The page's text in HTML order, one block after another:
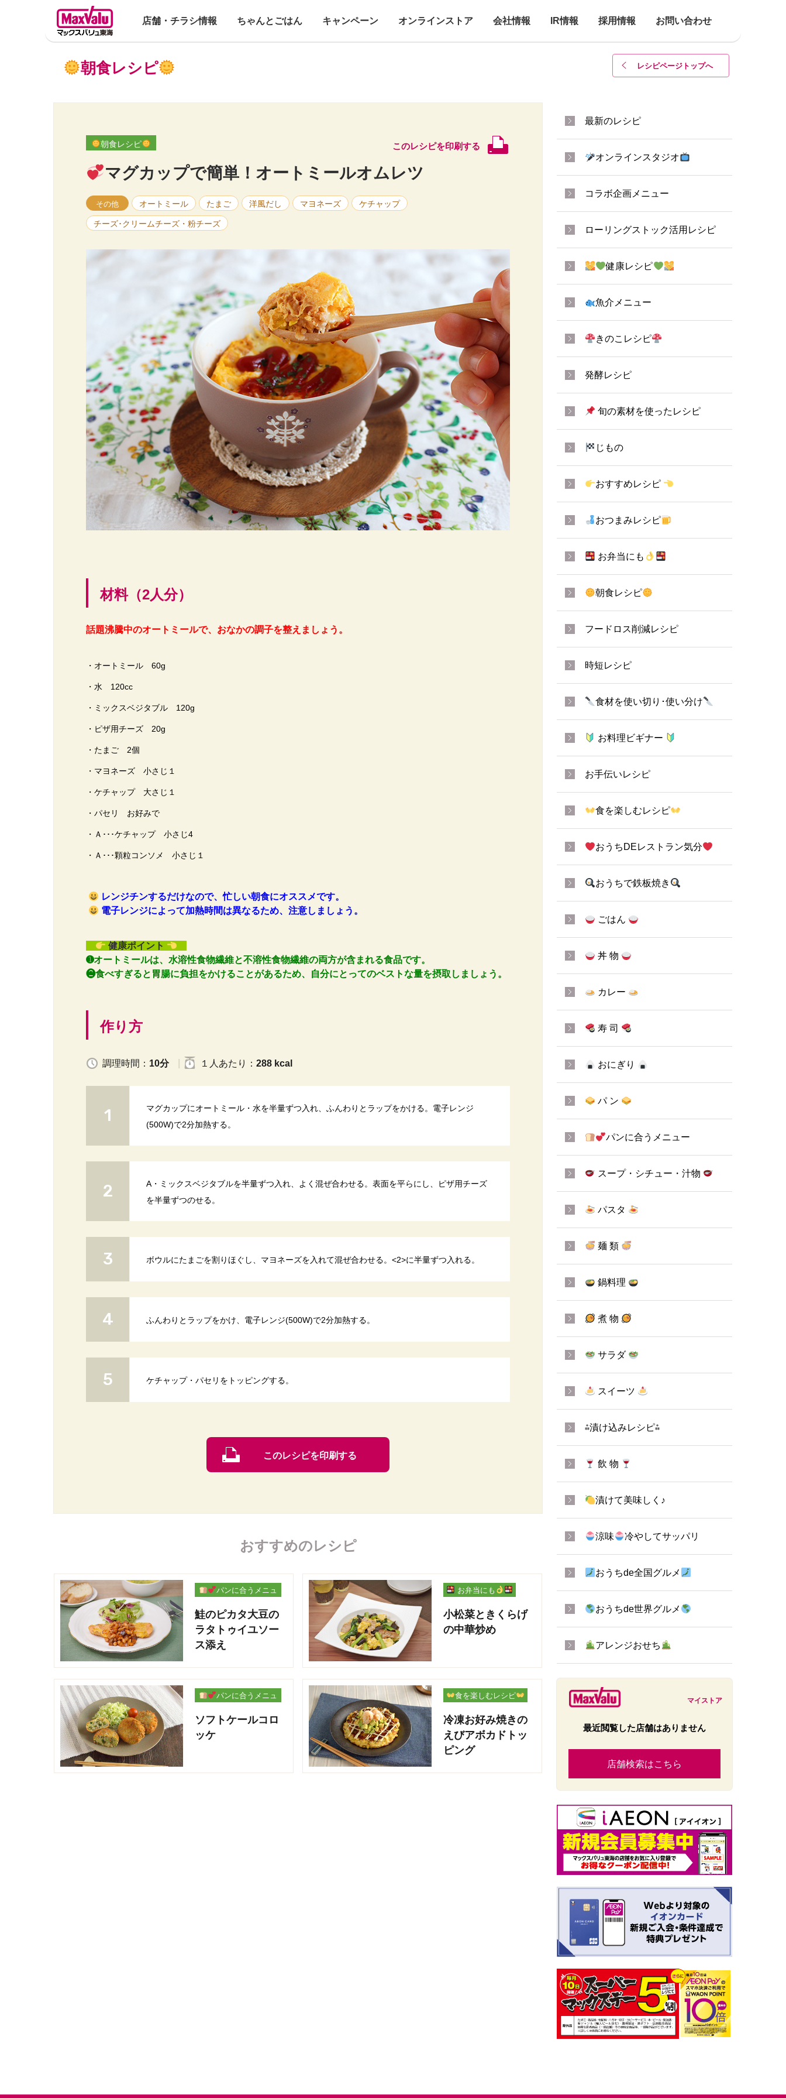
店舗・チラシ情報 ちゃんとごはん キャンペーン オンラインストア 会社情報 IR情報 採用情報 お問い合わせ
レシピページトップへ
朝食レシピ
朝食レシピ このレシピを印刷する
マグカップで簡単！オートミールオムレツ
その他 オートミール たまご 洋風だし マヨネーズ ケチャップ
チーズ･クリームチーズ・粉チーズ
材料（2人分）
話題沸騰中のオートミールで、おなかの調子を整えましょう。
・オートミール 60g
・水 120cc
・ミックスベジタブル 120g
・ピザ用チーズ 20g
・たまご 2個
・マヨネーズ 小さじ１
・ケチャップ 大さじ１
・パセリ お好みで
・Ａ･･･ケチャップ 小さじ4
・Ａ･･･顆粒コンソメ 小さじ１
レンジチンするだけなので、忙しい朝食にオススメです。
電子レンジによって加熱時間は異なるため、注意しましょう。
健康ポイント
➊オートミールは、水溶性食物繊維と不溶性食物繊維の両方が含まれる食品です。
❷食べすぎると胃腸に負担をかけることがあるため、自分にとってのベストな量を摂取しましょう。
作り方
調理時間： 10分 １人 あたり ： 288 kcal
マグカップにオートミール・水を半量ずつ入れ、ふんわりとラップをかける。電子レンジ
(500W)で2分加熱する。
A・ミックスベジタブルを半量ずつ入れ、よく混ぜ合わせる。表面を平らにし、ピザ用チーズ
を半量ずつのせる。
ボウルにたまごを割りほぐし、マヨネーズを入れて混ぜ合わせる。<2>に半量ずつ入れる。
ふんわりとラップをかけ、電子レンジ(500W)で2分加熱する。
ケチャップ・パセリをトッピングする。
このレシピを印刷する
おすすめのレシピ
パンに合うメニュ
鮭のピカタ大豆の
ラタトゥイユソー
ス添え
お弁当にも
小松菜ときくらげ
の中華炒め
パンに合うメニュ
ソフトケールコロ
ッケ
食を楽しむレシピ
冷凍お好み焼きの
えびアボカドトッ
ピング
最新のレシピ
オンラインスタジオ
コラボ企画メニュー
ローリングストック活用レシピ
健康レシピ
魚介メニュー
きのこレシピ
発酵レシピ
旬の素材を使ったレシピ
じもの
おすすめレシピ
おつまみレシピ
お弁当にも
朝食レシピ
フードロス削減レシピ
時短レシピ
食材を使い切り･使い分け
お料理ビギナー
お手伝いレシピ
食を楽しむレシピ
おうちDEレストラン気分
おうちで鉄板焼き
ごはん
丼 物
カレー
寿 司
おにぎり
パ ン
パンに合うメニュー
スープ・シチュー・汁物
パスタ
麺 類
鍋料理
煮 物
サラダ
スイーツ
⁂漬け込みレシピ⁂
飲 物
漬けて美味しく♪
涼味 冷やしてサッパリ
おうちde全国グルメ
おうちde世界グルメ
アレンジおせち
マイストア
最近閲覧した店舗はありません
店舗検索はこちら